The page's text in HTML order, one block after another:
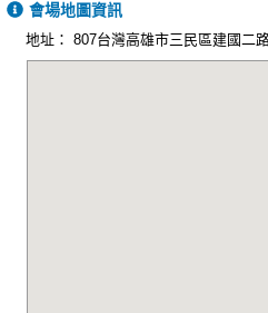
會場地圖資訊
地址： 807台灣高雄市三民區建國二